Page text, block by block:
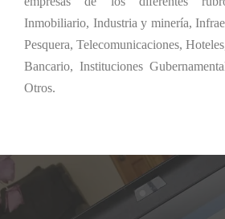
Inmobiliario, Industria y minería,
Pesquera, Telecomunicaciones,
Bancario, Instituciones
Otros.